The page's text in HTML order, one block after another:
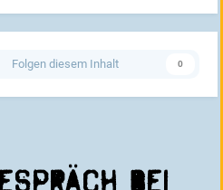
Folgen diesem Inhalt 0
bei